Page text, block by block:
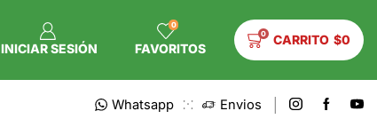
INICIAR SESIÓN
0
FAVORITOS
0 CARRITO $0
Whatsapp Envios